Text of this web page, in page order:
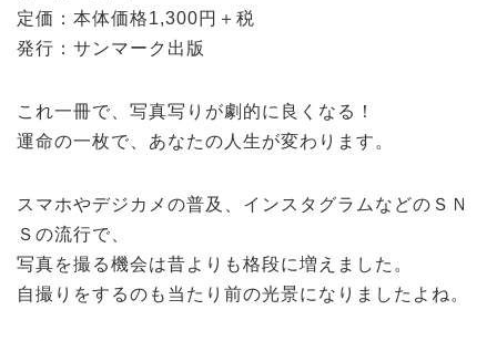
定価：本体価格1,300円＋税
発行：サンマーク出版
これ一冊で、写真写りが劇的に良くなる！
運命の一枚で、あなたの人生が変わります。
スマホやデジカメの普及、インスタグラムなどのＳＮ
Ｓの流行で、
写真を撮る機会は昔よりも格段に増えました。
自撮りをするのも当たり前の光景になりましたよね。